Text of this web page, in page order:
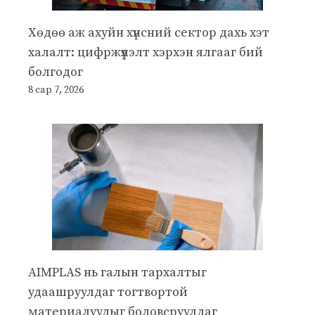
Хөдөө аж ахуйн хүнсний сектор дахь хэт
халалт: цифржүүлэлт хэрхэн ялгааг бий
болгодог
8 сар 7, 2026
AIMPLAS нь галын тархалтыг
удаашруулдаг тогтвортой
материалуудыг боловсруулдаг